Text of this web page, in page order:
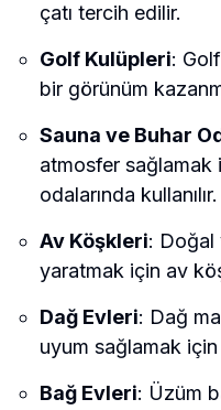
çatı tercih edilir.
Golf Kulüpleri:
bir görünüm
Sauna ve Buhar
atmosfer sağlamak
odalarında kullanılır.
Av Köşkleri: Doğal
yaratmak için av
Dağ Evleri: Dağ
uyum sağlamak için
Bağ Evleri: Üzüm